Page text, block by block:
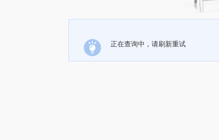
正在查询中，请刷新重试